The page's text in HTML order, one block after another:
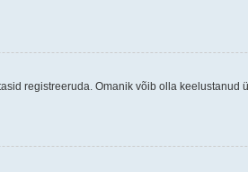
registreeruda. Omanik võib olla